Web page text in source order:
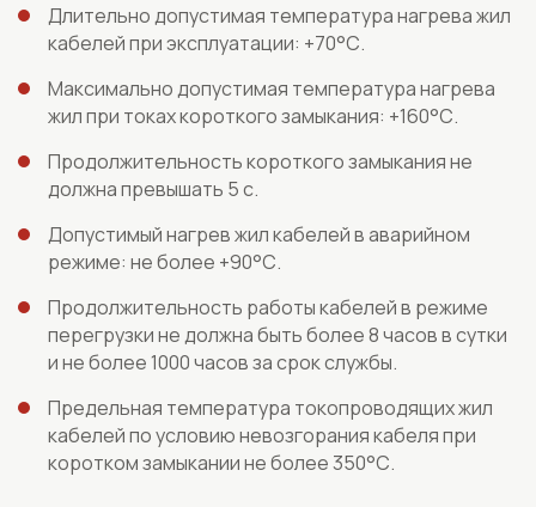
Длительно допустимая температура нагрева жил
кабелей при эксплуатации: +70°С.
Максимально допустимая температура нагрева
жил при токах короткого замыкания: +160°С.
Продолжительность короткого замыкания не
должна превышать 5 с.
Допустимый нагрев жил кабелей в аварийном
режиме: не более +90°С.
Продолжительность работы кабелей в режиме
перегрузки не должна быть более 8 часов в сутки
и не более 1000 часов за срок службы.
Предельная температура токопроводящих жил
кабелей по условию невозгорания кабеля при
коротком замыкании не более 350°С.